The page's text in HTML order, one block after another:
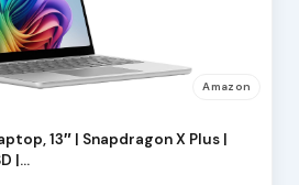
Amazon
13″ | Snapdragon X Plus |
|…